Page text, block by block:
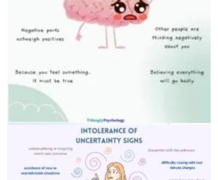
Чтение литературы по психическому здоровью